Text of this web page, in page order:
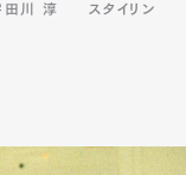
田川 淳
スタイリン